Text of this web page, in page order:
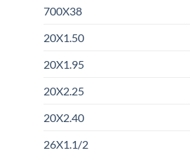
700X38
20X1.50
20X1.95
20X2.25
20X2.40
26X1.1/2